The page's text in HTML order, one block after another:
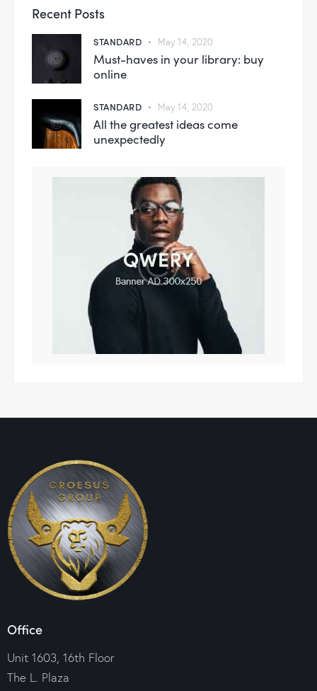
Recent Posts
STANDARD May 14, 2020
Must-haves in your library: buy
online
STANDARD May 14, 2020
All the greatest ideas come
unexpectedly
Office
Unit 1603, 16th Floor
The L. Plaza